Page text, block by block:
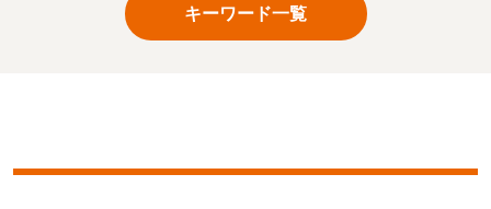
キーワード一覧